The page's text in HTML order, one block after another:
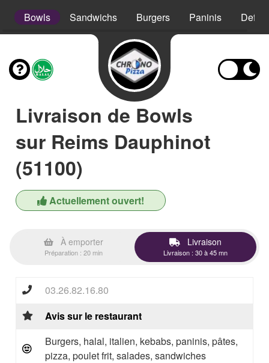
Bowls Sandwichs Burgers Paninis
Livraison de Bowls
sur Reims Dauphinot
(51100)
Actuellement ouvert!
À emporter
Préparation : 20 min
Livraison
Livraison : 30 à 45 mn
03.26.82.16.80
Avis sur le restaurant
Burgers, halal, italien, kebabs, paninis, pâtes,
pizza, poulet frit, salades, sandwiches